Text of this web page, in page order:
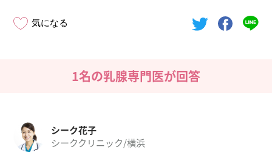
気になる
1名の乳腺専門医が回答
シーク花子
シーククリニック/横浜